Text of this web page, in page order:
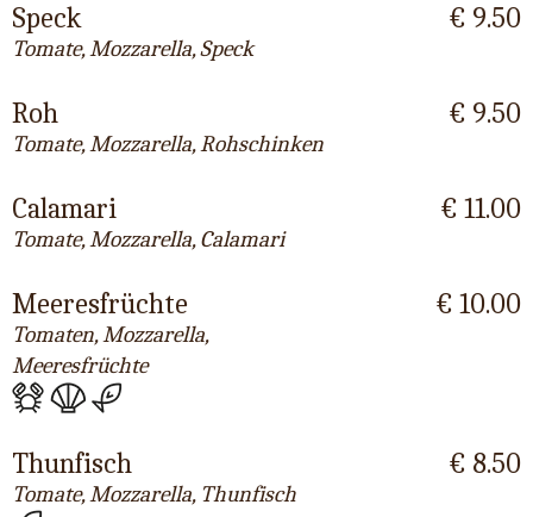
Speck
Tomate, Mozzarella, Speck
€ 9.50
Roh
Tomate, Mozzarella, Rohschinken
€ 9.50
Calamari
Tomate, Mozzarella, Calamari
€ 11.00
Meeresfrüchte
Tomaten, Mozzarella,
Meeresfrüchte
€ 10.00
Thunfisch
Tomate, Mozzarella, Thunfisch
€ 8.50